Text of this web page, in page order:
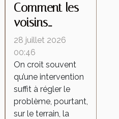
Comment les
voisins
influencent le
retour des
insectes
malgré une
intervention
locale
28 juillet 2026
00:46
On croit souvent
qu’une intervention
suffit à régler le
problème, pourtant,
sur le terrain, la